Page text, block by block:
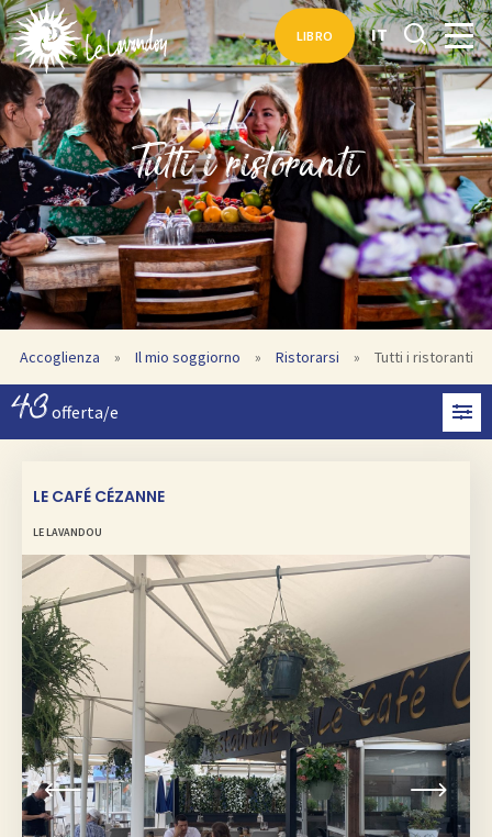
LIBRO IT
Tutti i ristoranti
Accoglienza » Il mio soggiorno » Ristorarsi » Tutti i ristoranti
43offerta/e
LE CAFÉ CÉZANNE
LE LAVANDOU